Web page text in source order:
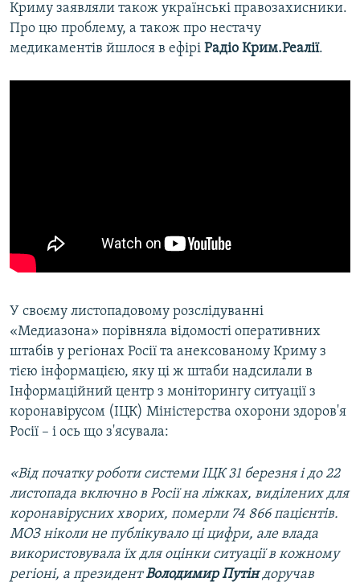
Криму заявляли також українські правозахисники.
Про цю проблему, а також про нестачу
медикаментів йшлося в ефірі Радіо Крим.Реалії.
У своєму листопадовому розслідуванні
«Медиазона» порівняла відомості оперативних
штабів у регіонах Росії та анексованому Криму з
тією інформацією, яку ці ж штаби надсилали в
Інформаційний центр з моніторингу ситуації з
коронавірусом (ІЦК) Міністерства охорони здоров'я
Росії – і ось що з'ясувала:
«Від початку роботи системи ІЦК 31 березня і до 22
листопада включно в Росії на ліжках, виділених для
коронавірусних хворих, померли 74 866 пацієнтів.
МОЗ ніколи не публікувало ці цифри, але влада
використовувала їх для оцінки ситуації в кожному
регіоні, а президентВолодимир Путіндоручав